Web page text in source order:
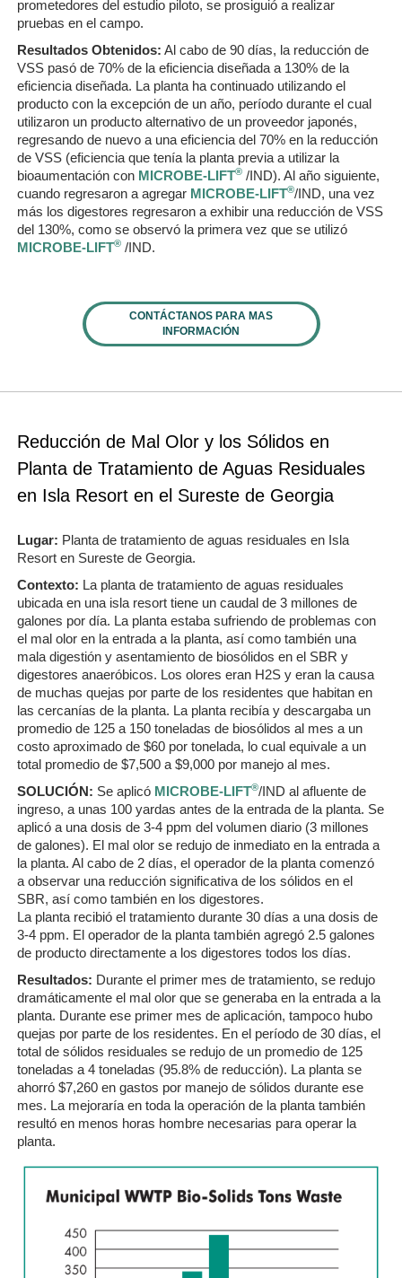
prometedores del estudio piloto, se prosiguió a realizar
pruebas en el campo.
Resultados Obtenidos: Al cabo de 90 días, la reducción de
VSS pasó de 70% de la eficiencia diseñada a 130% de la
eficiencia diseñada. La planta ha continuado utilizando el
producto con la excepción de un año, período durante el cual
utilizaron un producto alternativo de un proveedor japonés,
regresando de nuevo a una eficiencia del 70% en la reducción
de VSS (eficiencia que tenía la planta previa a utilizar la
bioaumentación con MICROBE-LIFT® /IND). Al año siguiente,
cuando regresaron a agregar MICROBE-LIFT®/IND, una vez
más los digestores regresaron a exhibir una reducción de VSS
del 130%, como se observó la primera vez que se utilizó
MICROBE-LIFT® /IND.
CONTÁCTANOS PARA MAS
INFORMACIÓN
Reducción de Mal Olor y los Sólidos en
Planta de Tratamiento de Aguas Residuales
en Isla Resort en el Sureste de Georgia
Lugar: Planta de tratamiento de aguas residuales en Isla
Resort en Sureste de Georgia.
Contexto: La planta de tratamiento de aguas residuales
ubicada en una isla resort tiene un caudal de 3 millones de
galones por día. La planta estaba sufriendo de problemas con
el mal olor en la entrada a la planta, así como también una
mala digestión y asentamiento de biosólidos en el SBR y
digestores anaeróbicos. Los olores eran H2S y eran la causa
de muchas quejas por parte de los residentes que habitan en
las cercanías de la planta. La planta recibía y descargaba un
promedio de 125 a 150 toneladas de biosólidos al mes a un
costo aproximado de $60 por tonelada, lo cual equivale a un
total promedio de $7,500 a $9,000 por manejo al mes.
SOLUCIÓN: Se aplicó MICROBE-LIFT®/IND al afluente de
ingreso, a unas 100 yardas antes de la entrada de la planta. Se
aplicó a una dosis de 3-4 ppm del volumen diario (3 millones
de galones). El mal olor se redujo de inmediato en la entrada a
la planta. Al cabo de 2 días, el operador de la planta comenzó
a observar una reducción significativa de los sólidos en el
SBR, así como también en los digestores.
La planta recibió el tratamiento durante 30 días a una dosis de
3-4 ppm. El operador de la planta también agregó 2.5 galones
de producto directamente a los digestores todos los días.
Resultados: Durante el primer mes de tratamiento, se redujo
dramáticamente el mal olor que se generaba en la entrada a la
planta. Durante ese primer mes de aplicación, tampoco hubo
quejas por parte de los residentes. En el período de 30 días, el
total de sólidos residuales se redujo de un promedio de 125
toneladas a 4 toneladas (95.8% de reducción). La planta se
ahorró $7,260 en gastos por manejo de sólidos durante ese
mes. La mejoraría en toda la operación de la planta también
resultó en menos horas hombre necesarias para operar la
planta.